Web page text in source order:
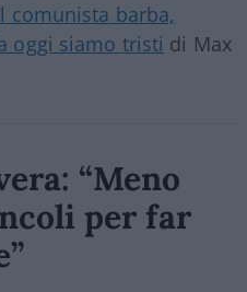
comunista barba,
oggi siamo tristi di Max
“Meno
per far